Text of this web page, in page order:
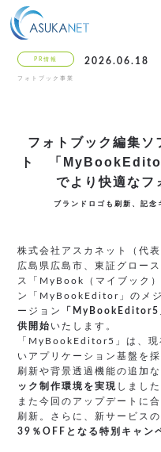
PR情報 2026.06.18
フォトブック事業
フォトブック編集ソ
ト
「
でより快適なフ
ブランドロゴも刷新、記
株式会社アスカネット（代
広島県広島市、東証グロー
ス「MyBook（マイブック
ン「MyBookEditor」のメ
ージョン
「MyBookEditor5
供開始 いたします。
「MyBookEditor5」は、現
いアプリケーション基盤を
刷新や背景透過機能の追加な
ック制作環境を実現 しました
また今回のアップデートに
刷新。さらに、新サービス
39％OFFとなる特別キャン